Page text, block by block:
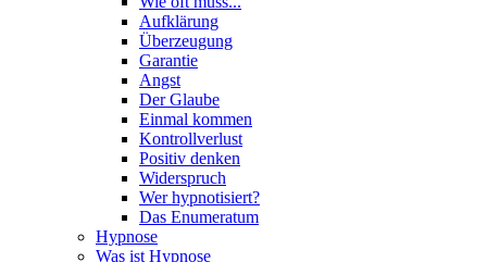
Aufklärung
Überzeugung
Garantie
Angst
Der Glaube
Einmal kommen
Kontrollverlust
Positiv denken
Widerspruch
Wer hypnotisiert?
Das Enumeratum
Hypnose
Was ist Hypnose